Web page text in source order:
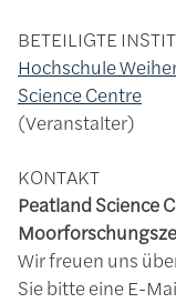
BETEILIGTE
Hochschule
Science Centre
Veranstalter
KONTAKT
Peatland Science
Wir freuen uns
Sie bitte eine E-